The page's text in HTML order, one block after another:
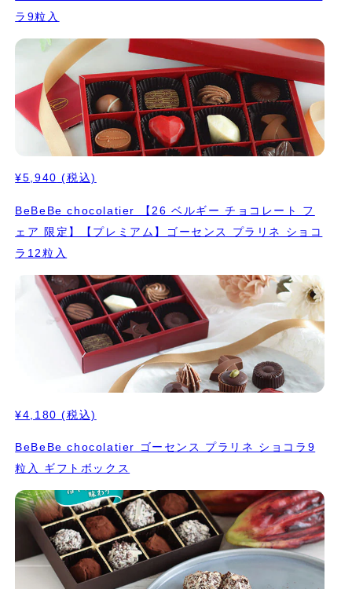
ラ9粒入
¥5,940 (税込)
BeBeBe chocolatier 【26 ベルギー チョコレート フ
ェア 限定】【プレミアム】ゴーセンス プラリネ ショコ
ラ12粒入
¥4,180 (税込)
BeBeBe chocolatier ゴーセンス プラリネ ショコラ9
粒入 ギフトボックス